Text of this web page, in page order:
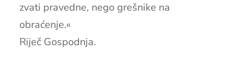
zvati pravedne, nego grešnike na
obraćenje.«
Riječ Gospodnja.